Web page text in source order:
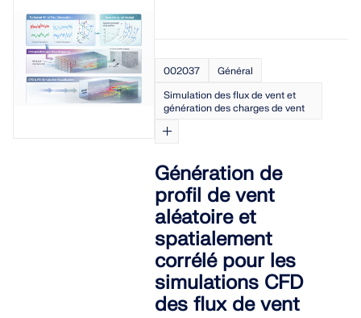
Analyse aux éléments finis pour les
assemblages en acier
Concevez et analysez des connexions en acier en
utilisant le CBFEM, conforme aux normes EN
RFEM 6 pour des flux de travail structurels plus
002037
Général
Simulation des flux de vent et
génération des charges de vent
Génération de
profil de vent
aléatoire et
spatialement
corrélé pour les
simulations CFD
des flux de vent